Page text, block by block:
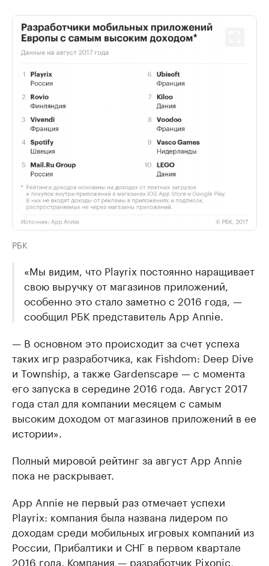
РБК
«Мы видим, что Playrix постоянно наращивает
свою выручку от магазинов приложений,
особенно это стало заметно с 2016 года, —
сообщил РБК представитель App Annie.
— В основном это происходит за счет успеха
таких игр разработчика, как Fishdom: Deep Dive
и Township, а также Gardenscape — с момента
его запуска в середине 2016 года. Август 2017
года стал для компании месяцем с самым
высоким доходом от магазинов приложений в ее
истории».
Полный мировой рейтинг за август App Annie
пока не раскрывает.
App Annie не первый раз отмечает успехи
Playrix: компания была названа лидером по
доходам среди мобильных игровых компаний из
России, Прибалтики и СНГ в первом квартале
2016 года. Компания — разработчик Pixonic,